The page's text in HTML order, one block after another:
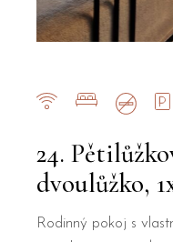
24.
dvoulůžko,
Rodinný pokoj s